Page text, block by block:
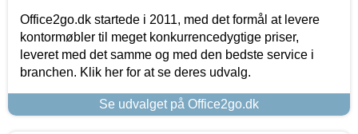
Office2go.dk startede i 2011, med det formål at levere
kontormøbler til meget konkurrencedygtige priser,
leveret med det samme og med den bedste service i
branchen. Klik her for at se deres udvalg.
Se udvalget på Office2go.dk